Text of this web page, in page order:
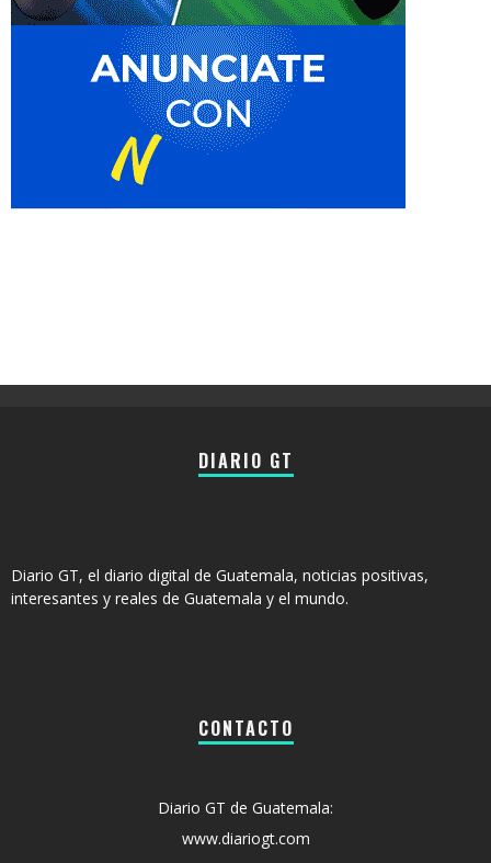
DIARIO GT
Diario GT, el diario digital de Guatemala, noticias positivas,
interesantes y reales de Guatemala y el mundo.
CONTACTO
Diario GT de Guatemala:
www.diariogt.com